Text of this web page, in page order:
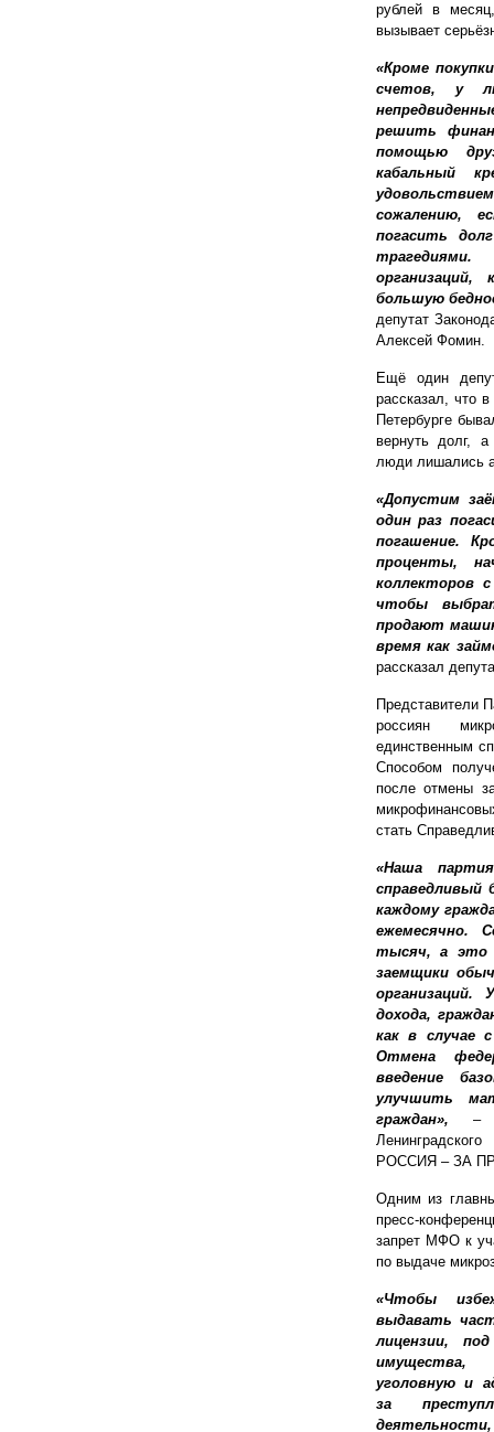
рублей в
вызывает
«Кроме
счетов, у
решить
помощью
кабальный
сожалению,
погасить
трагедиями.
большую
депутат
Алексей Фомин.
Ещё один
рассказал, что
Петербурге
вернуть долг,
люди лишались
«Допустим
один раз
погашение.
проценты,
коллекторов
чтобы
продают
время как
рассказал
Представители
россиян
единственным
Способом
после отмены
стать
«Наша
справедливый
каждому
ежемесячно.
тысяч, а это
заемщики
организаций.
дохода,
как в случае
Отмена
введение
улучшить
граждан»,–
РОССИЯ – ЗА
Одним из
пресс-
запрет МФО к
по выдаче
«Чтобы
выдавать
лицензии,
имущества,
уголовную и
за